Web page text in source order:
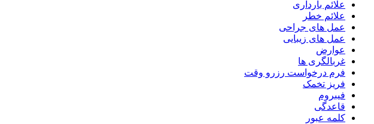
علائم بارداری
علائم خطر
عمل های جراحی
عمل های زیبایی
عوارض
غربالگری ها
فرم درخواست رزرو وقت
فریز تخمک
فیبروم
قاعدگی
کلمه عبور